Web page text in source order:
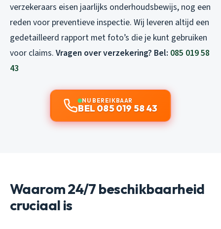
verzekeraars eisen jaarlijks onderhoudsbewijs, nog een
reden voor preventieve inspectie. Wij leveren altijd een
gedetailleerd rapport met foto’s die je kunt gebruiken
voor claims. Vragen over verzekering? Bel: 085 019 58
43
NU BEREIKBAAR
BEL 085 019 58 43
Waarom 24/7 beschikbaarheid
cruciaal is